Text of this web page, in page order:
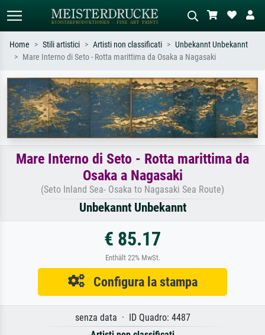
Cerca per artista, titolo o stile – es.
Monet, Notte stellata,
Impressionismo, onda di Hokusai,
nudo.
Descrivi la scena – es. prato verde,
astratto con molto rosso, dipinto a
olio scuro, nudo in piedi vicino a un
albero.
Home Stili artistici Artisti non classificati
Unbekannt Unbekannt
Mare Interno di Seto - Rotta marittima da Osaka a Nagasaki
Mare Interno di Seto - Rotta marittima da
Osaka a Nagasaki
(Seto Inland Sea- Osaka to Nagasaki Sea Route)
Unbekannt Unbekannt
€ 85.17
Enthält 22% MwSt.
Configura la stampa
senza data · ID Quadro: 4487